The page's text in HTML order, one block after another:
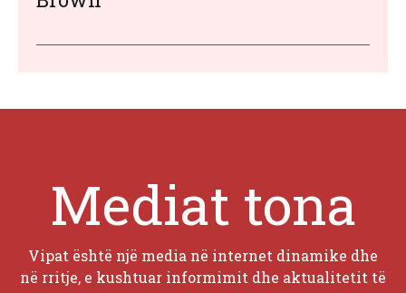
Mediat tona
Vipat është një media në internet dinamike dhe
në rritje, e kushtuar informimit dhe aktualitetit të